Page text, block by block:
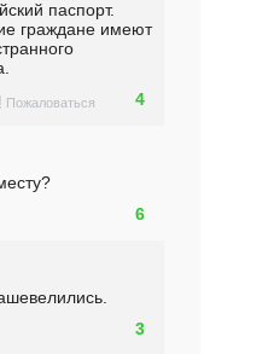
паспорт.
граждане имеют
Пожаловаться 4
6
3